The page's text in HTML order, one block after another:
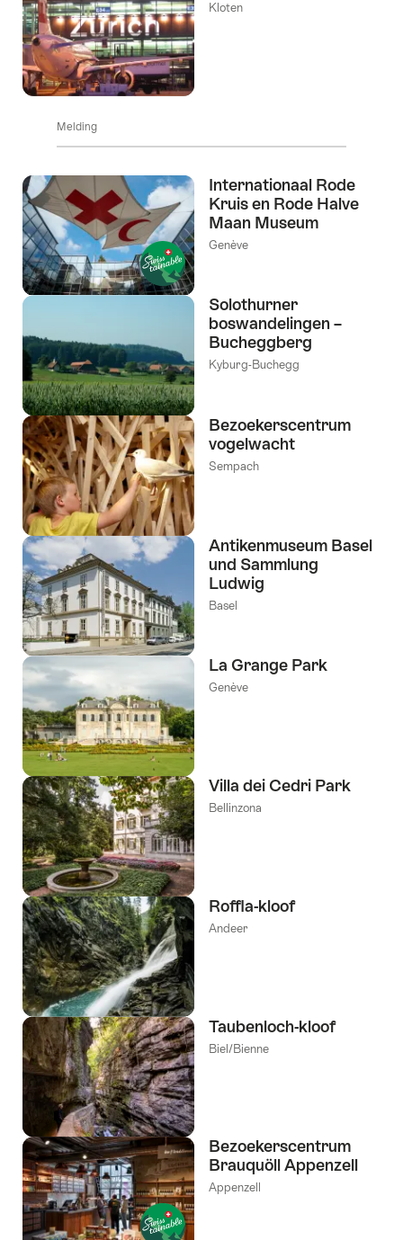
Kloten
Melding
Internationaal Rode
Kruis en Rode Halve
Maan Museum
Genève
Solothurner
boswandelingen –
Bucheggberg
Kyburg-Buchegg
Bezoekerscentrum
vogelwacht
Sempach
Antikenmuseum Basel
und Sammlung
Ludwig
Basel
La Grange Park
Genève
Villa dei Cedri Park
Bellinzona
Roffla-kloof
Andeer
Taubenloch-kloof
Biel/Bienne
Bezoekerscentrum
Brauquöll Appenzell
Appenzell